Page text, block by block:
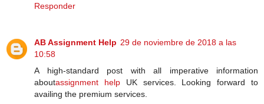
Responder
AB Assignment Help 29 de noviembre de 2018 a las
10:58
A high-standard post with all imperative information
aboutassignment helpUK services. Looking forward to
availing the premium services.